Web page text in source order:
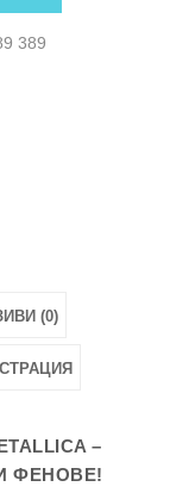
389
(0)
–
ФЕНОВЕ!